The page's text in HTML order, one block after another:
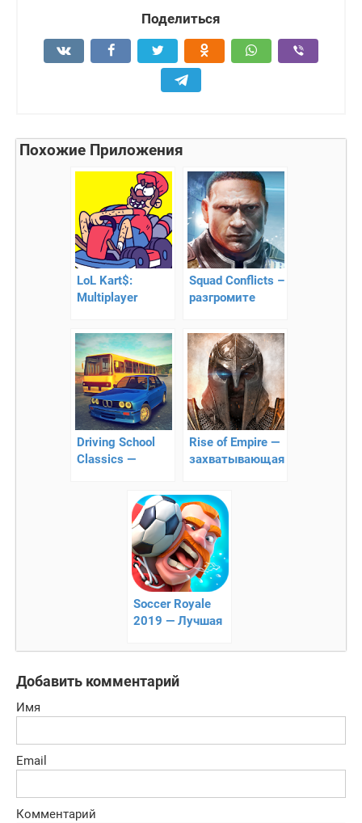
Поделиться
Похожие Приложения
LoL Kart$:
Multiplayer
сумасшедшие
гонка!
Squad Conflicts –
разгромите
Driving School
Classics —
вождения с
мультиплеером
Rise of Empire —
захватывающая
стратегия!
Soccer Royale
2019 — Лучшая
игра!
Добавить комментарий
Имя
Email
Комментарий